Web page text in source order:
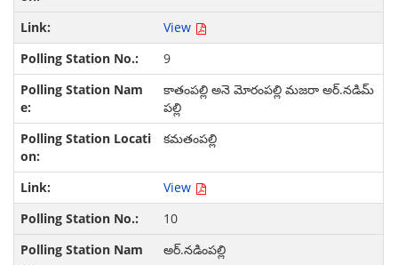
View
9
కాతంపల్లి అనె మోరంపల్లి మజరా అర్.నడిమ్
పల్లి
కమతంపల్లి
View
10
అర్.నడింపల్లి